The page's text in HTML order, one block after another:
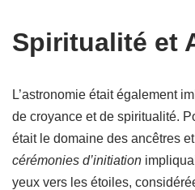
Spiritualité et
L’astronomie était également
de croyance et de spiritualité.
était le domaine des ancêtres
cérémonies d’initiation
yeux vers les étoiles,